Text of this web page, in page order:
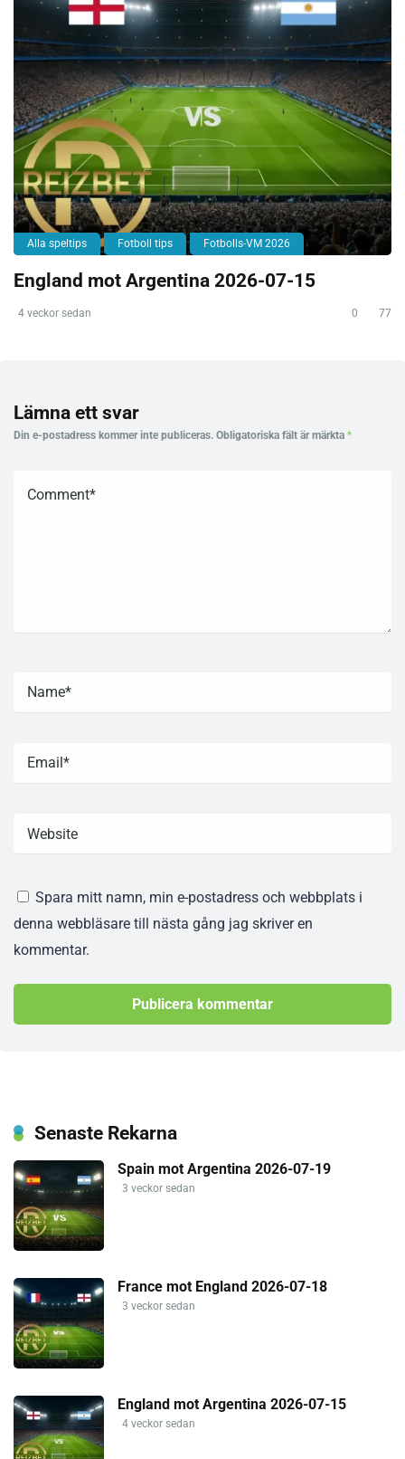
Alla speltips Fotboll tips Fotbolls-VM 2026
England mot Argentina 2026-07-15
4 veckor sedan 0 77
Lämna ett svar
Din e-postadress kommer inte publiceras. Obligatoriska fält är märkta *
Spara mitt namn, min e-postadress och webbplats i
denna webbläsare till nästa gång jag skriver en
kommentar.
Senaste Rekarna
Spain mot Argentina 2026-07-19
3 veckor sedan
France mot England 2026-07-18
3 veckor sedan
England mot Argentina 2026-07-15
4 veckor sedan